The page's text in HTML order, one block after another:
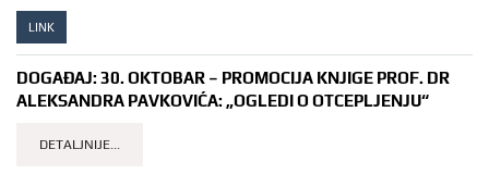
LINK
DOGAĐAJ:30. OKTOBAR – PROMOCIJA KNJIGE PROF. DR
ALEKSANDRA PAVKOVIĆA: „OGLEDI O OTCEPLJENJU“
DETALJNIJE...